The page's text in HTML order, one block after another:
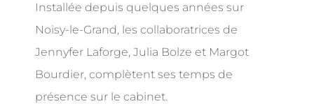
Installée depuis quelques années sur
Noisy-le-Grand, les collaboratrices de
Jennyfer Laforge, Julia Bolze et Margot
Bourdier, complètent ses temps de
présence sur le cabinet.